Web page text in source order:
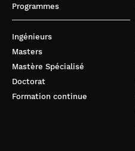
Programmes
Ingénieurs
Masters
Mastère Spécialisé
Doctorat
Formation continue